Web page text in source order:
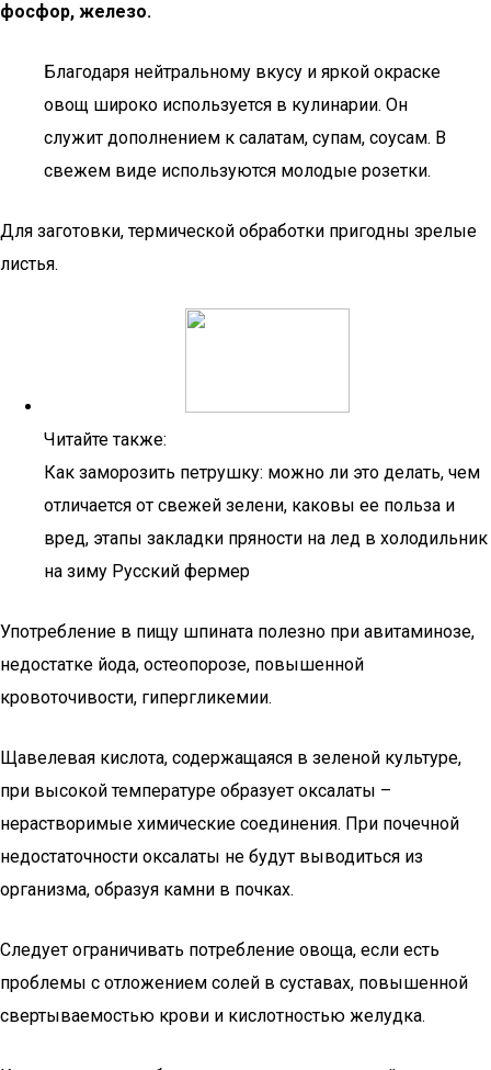
фосфор, железо.
Благодаря нейтральному вкусу и яркой окраске
овощ широко используется в кулинарии. Он
служит дополнением к салатам, супам, соусам. В
свежем виде используются молодые розетки.
Для заготовки, термической обработки пригодны зрелые
листья.
Читайте также:
Как заморозить петрушку: можно ли это делать, чем
отличается от свежей зелени, каковы ее польза и
вред, этапы закладки пряности на лед в холодильник
на зиму Русский фермер
Употребление в пищу шпината полезно при авитаминозе,
недостатке йода, остеопорозе, повышенной
кровоточивости, гипергликемии.
Щавелевая кислота, содержащаяся в зеленой культуре,
при высокой температуре образует оксалаты –
нерастворимые химические соединения. При почечной
недостаточности оксалаты не будут выводиться из
организма, образуя камни в почках.
Следует ограничивать потребление овоща, если есть
проблемы с отложением солей в суставах, повышенной
свертываемостью крови и кислотностью желудка.